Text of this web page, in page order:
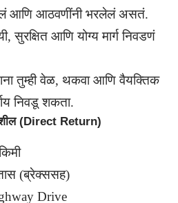
आणि आठवणींनी भरलेलं असतं.
सुरक्षित आणि योग्य मार्ग निवडणं
तुम्ही वेळ, थकवा आणि वैयक्तिक
निवडू शकता.
(Direct Return)
(ब्रेक्ससह)
Drive